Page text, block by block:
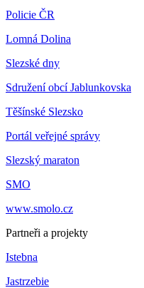
Policie ČR
Lomná Dolina
Slezské dny
Sdružení obcí Jablunkovska
Těšínské Slezsko
Portál veřejné správy
Slezský maraton
SMO
www.smolo.cz
Partneři a projekty
Istebna
Jastrzebie